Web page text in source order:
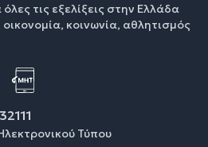
τις εξελίξεις στην Ελλάδα
κοινωνία, αθλητισμός
Τύπου